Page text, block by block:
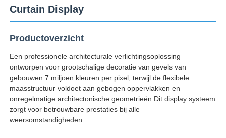
Huis
Producten
Over Ons
Fabrieksreis
Curtain Display
Productoverzicht
Een professionele architecturale verlichtingsoplossing
ontworpen voor grootschalige decoratie van gevels van
gebouwen.7 miljoen kleuren per pixel, terwijl de flexibele
maasstructuur voldoet aan gebogen oppervlakken en
onregelmatige architectonische geometrieën.Dit display systeem
zorgt voor betrouwbare prestaties bij alle
weersomstandigheden..